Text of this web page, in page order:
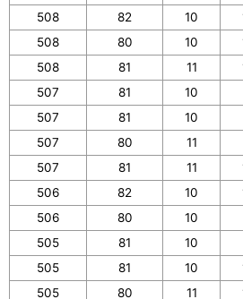
508
82 10
508
80 10
508
81 11
507
81 10
507
81 10
507
80 11
507
81 11
506
82 10
506
80 10
505
81 10
505
81 10
505
80 11